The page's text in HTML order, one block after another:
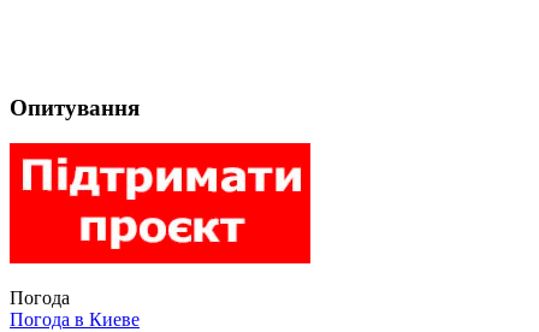
Опитування
Погода
Погода в Киеве